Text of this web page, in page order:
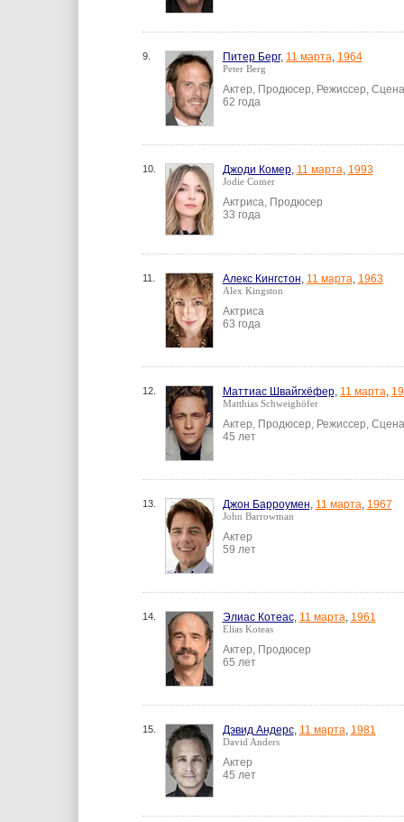
9. Питер Берг, 11 марта, 1964
Peter Berg
Актер, Продюсер, Режиссер,
62 года
10. Джоди Комер, 11 марта, 1993
Jodie Comer
Актриса, Продюсер
33 года
11. Алекс Кингстон, 11 марта, 1963
Alex Kingston
Актриса
63 года
12. Маттиас Швайгхёфер, 11 марта,
Matthias Schweighöfer
Актер, Продюсер, Режиссер,
45 лет
13. Джон Барроумен, 11 марта, 1967
John Barrowman
Актер
59 лет
14. Элиас Котеас, 11 марта, 1961
Elias Koteas
Актер, Продюсер
65 лет
15. Дэвид Андерс, 11 марта, 1981
David Anders
Актер
45 лет